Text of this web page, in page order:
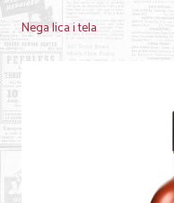
Posao
Nega lica i tela